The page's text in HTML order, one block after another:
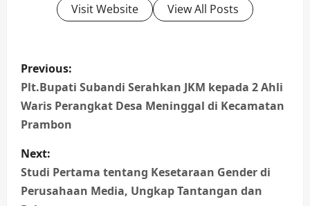
Visit Website View All Posts
P
o
s
t
n
Previous:
Plt.Bupati Subandi Serahkan JKM kepada 2 Ahli
Waris Perangkat Desa Meninggal di Kecamatan
Prambon
Next:
Studi Pertama tentang Kesetaraan Gender di
Perusahaan Media, Ungkap Tantangan dan